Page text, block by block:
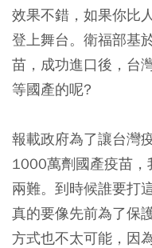
效果不錯，如果你比
登上舞台。衛福部基
苗，成功進口後，台
等國產的呢?
報載政府為了讓台灣
1000萬劑國產疫苗，
兩難。到時候誰要打
真的要像先前為了保
方式也不太可能，因